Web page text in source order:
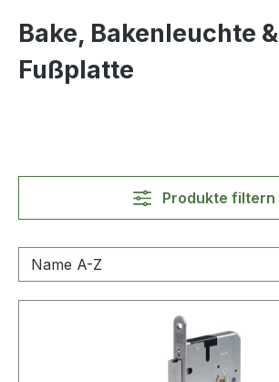
Bake, Bakenleuchte &
Fußplatte
Produkte filtern